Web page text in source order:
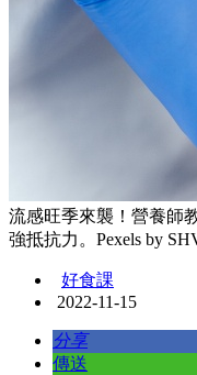
流感旺季來襲！營養師
強抵抗力。Pexels by
好食課
2022-11-15
分享
傳送